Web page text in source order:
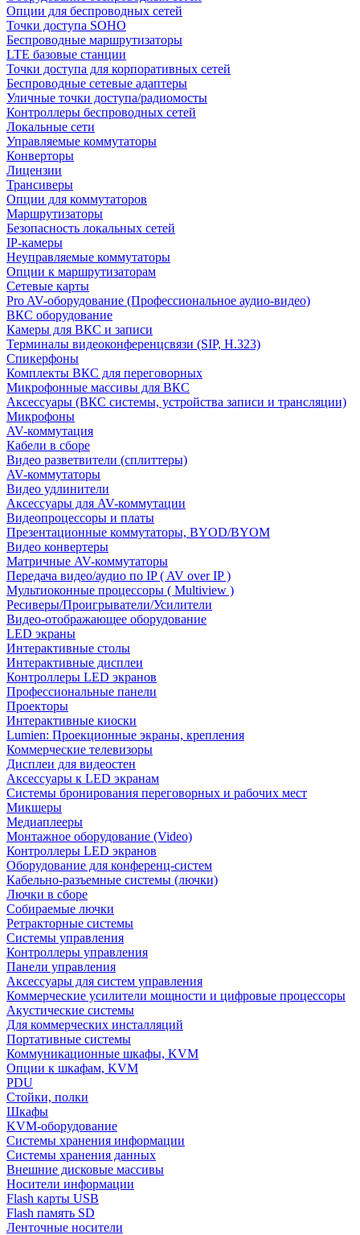
Опции для беспроводных сетей
Точки доступа SOHO
Беспроводные маршрутизаторы
LTE базовые станции
Точки доступа для корпоративных сетей
Беспроводные сетевые адаптеры
Уличные точки доступа/радиомосты
Контроллеры беспроводных сетей
Локальные сети
Управляемые коммутаторы
Конверторы
Лицензии
Трансиверы
Опции для коммутаторов
Маршрутизаторы
Безопасность локальных сетей
IP-камеры
Неуправляемые коммутаторы
Опции к маршрутизаторам
Сетевые карты
Pro AV-оборудование (Профессиональное аудио-видео)
ВКС оборудование
Камеры для ВКС и записи
Терминалы видеоконференцсвязи (SIP, H.323)
Спикерфоны
Комплекты ВКС для переговорных
Микрофонные массивы для ВКС
Аксессуары (ВКС системы, устройства записи и трансляции)
Микрофоны
AV-коммутация
Кабели в сборе
Видео разветвители (сплиттеры)
AV-коммутаторы
Видео удлинители
Аксессуары для AV-коммутации
Видеопроцессоры и платы
Презентационные коммутаторы, BYOD/BYOM
Видео конвертеры
Матричные AV-коммутаторы
Передача видео/аудио по IP ( AV over IP )
Мультиоконные процессоры ( Multiview )
Ресиверы/Проигрыватели/Усилители
Видео-отображающее оборудование
LED экраны
Интерактивные столы
Интерактивные дисплеи
Контроллеры LED экранов
Профессиональные панели
Проекторы
Интерактивные киоски
Lumien: Проекционные экраны, крепления
Коммерческие телевизоры
Дисплеи для видеостен
Аксессуары к LED экранам
Системы бронирования переговорных и рабочих мест
Микшеры
Медиаплееры
Монтажное оборудование (Video)
Контроллеры LED экранов
Оборудование для конференц-систем
Кабельно-разъемные системы (лючки)
Лючки в сборе
Собираемые лючки
Ретракторные системы
Системы управления
Контроллеры управления
Панели управления
Аксессуары для систем управления
Коммерческие усилители мощности и цифровые процессоры
Акустические системы
Для коммерческих инсталляций
Портативные системы
Коммуникационные шкафы, KVM
Опции к шкафам, KVM
PDU
Стойки, полки
Шкафы
KVM-оборудование
Системы хранения информации
Системы хранения данных
Внешние дисковые массивы
Носители информации
Flash карты USB
Flash память SD
Ленточные носители